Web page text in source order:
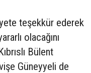
teşekkür ederek
olacağını
Bülent
Güneyyeli de